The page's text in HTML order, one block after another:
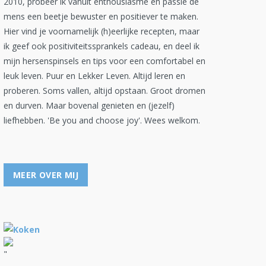
mens een beetje bewuster en positiever te maken.
Hier vind je voornamelijk (h)eerlijke recepten, maar
ik geef ook positiviteitssprankels cadeau, en deel ik
mijn hersenspinsels en tips voor een comfortabel en
leuk leven. Puur en Lekker Leven. Altijd leren en
proberen. Soms vallen, altijd opstaan. Groot dromen
en durven. Maar bovenal genieten en (jezelf)
liefhebben. 'Be you and choose joy'. Wees welkom.
MEER OVER MIJ